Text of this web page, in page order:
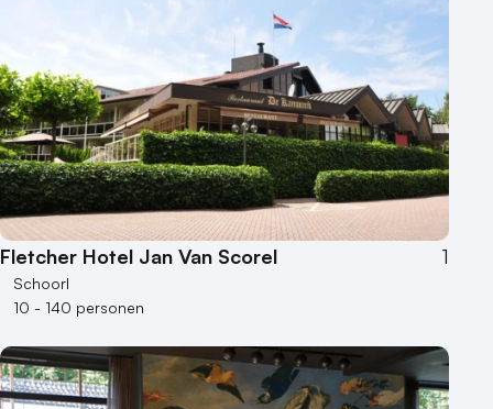
Fletcher Hotel Jan Van Scorel 1
Schoorl
10 - 140 personen